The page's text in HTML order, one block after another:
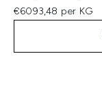
€6093,48 per KG